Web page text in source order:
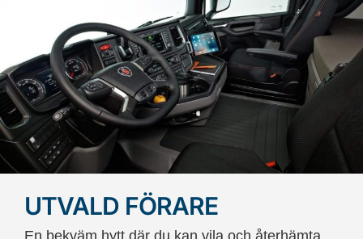
UTVALD FÖRARE
En bekväm hytt där du kan vila och återhämta